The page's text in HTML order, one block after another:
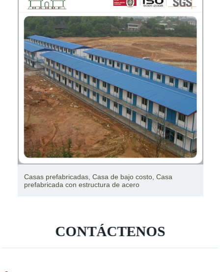
Casas prefabricadas, Casa de bajo costo, Casa
prefabricada con estructura de acero
CONTÁCTENOS